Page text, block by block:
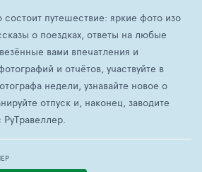
состоит путешествие: яркие фото изо
о поездках, ответы на любые
вами впечатления и
и отчётов, участвуйте в
недели, узнавайте новое о
отпуск и, наконец, заводите
РуТравеллер.